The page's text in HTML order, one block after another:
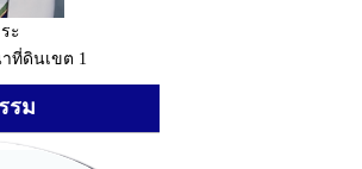
ะ
ที่ดินเขต 1
รม